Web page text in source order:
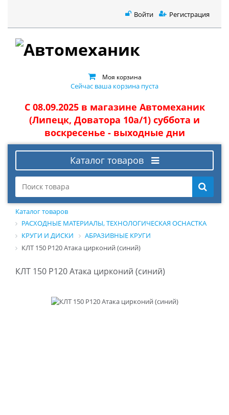
Войти Регистрация
Моя корзина
Сейчас ваша корзина пуста
С 08.09.2025 в магазине Автомеханик
(Липецк, Доватора 10а/1) суббота и
воскресенье - выходные дни
Каталог товаров
Каталог товаров
РАСХОДНЫЕ МАТЕРИАЛЫ, ТЕХНОЛОГИЧЕСКАЯ ОСНАСТКА
КРУГИ И ДИСКИ
АБРАЗИВНЫЕ КРУГИ
КЛТ 150 Р120 Атака цирконий (синий)
КЛТ 150 Р120 Атака цирконий (синий)